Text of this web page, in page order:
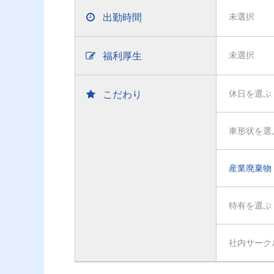
出勤時間 未選択
福利厚生 未選択
こだわり 休日を選ぶ
車形状を選
産業廃棄物
特有を選ぶ
社内サーク